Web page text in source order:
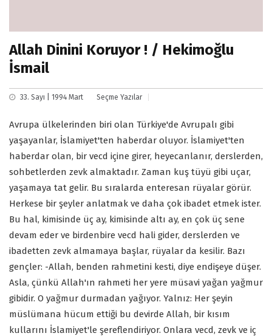
Allah Dinini Koruyor ! / Hekimoğlu
İsmail
33. Sayı | 1994 Mart Seçme Yazılar
Avrupa ülkelerinden biri olan Türkiye'de Avrupalı gibi
yaşayanlar, İslamiyet'ten haberdar oluyor. İslamiyet'ten
haberdar olan, bir vecd içine girer, heyecanlanır, derslerden,
sohbetlerden zevk almaktadır. Zaman kuş tüyü gibi uçar,
yaşamaya tat gelir. Bu sıralarda enteresan rüyalar görür.
Herkese bir şeyler anlatmak ve daha çok ibadet etmek ister.
Bu hal, kimisinde üç ay, kimisinde altı ay, en çok üç sene
devam eder ve birdenbire vecd hali gider, derslerden ve
ibadetten zevk almamaya başlar, rüyalar da kesilir. Bazı
gençler: -Allah, benden rahmetini kesti, diye endişeye düşer.
Asla, çünkü Allah'ın rahmeti her yere müsavi yağan yağmur
gibidir. O yağmur durmadan yağıyor. Yalnız: Her şeyin
müslümana hücum ettiği bu devirde Allah, bir kısım
kullarını İslamiyet'le şereflendiriyor. Onlara vecd, zevk ve iç